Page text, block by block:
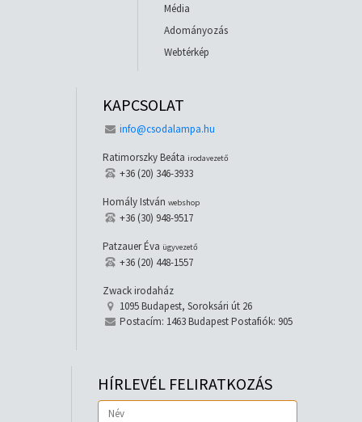
Média
Adományozás
Webtérkép
KAPCSOLAT
info@csodalampa.hu
Ratimorszky Beáta irodavezető
+36 (20) 346-3933
Homály István webshop
+36 (30) 948-9517
Patzauer Éva ügyvezető
+36 (20) 448-1557
Zwack irodaház
1095 Budapest, Soroksári út 26
Postacím: 1463 Budapest Postafiók: 905
HÍRLEVÉL FELIRATKOZÁS